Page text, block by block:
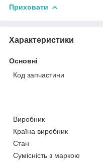
Приховати
Характеристики
Основні
Код запчастини
Виробник
Країна виробник
Стан
Сумісність з маркою